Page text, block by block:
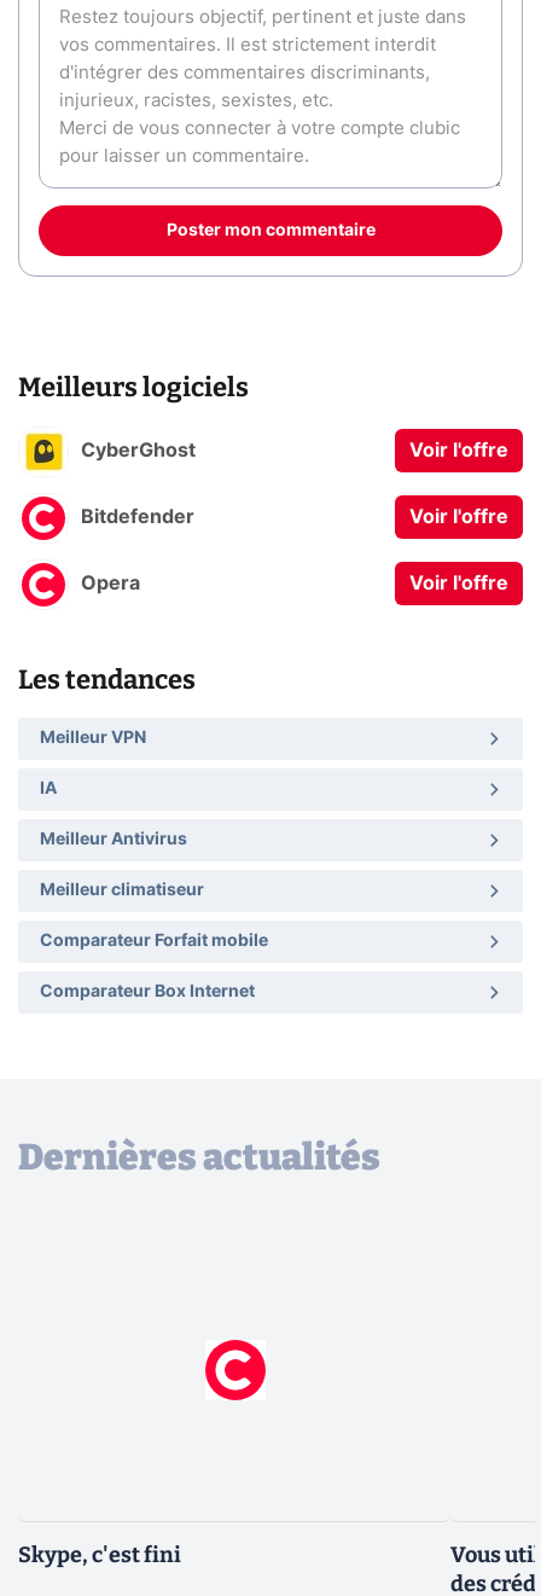
Poster mon commentaire
Meilleurs logiciels
CyberGhost Voir l'offre
Bitdefender Voir l'offre
Opera Voir l'offre
Les tendances
Meilleur VPN
IA
Meilleur Antivirus
Meilleur climatiseur
Comparateur Forfait mobile
Comparateur Box Internet
Dernières actualités
Skype, c'est fini
Vous
des